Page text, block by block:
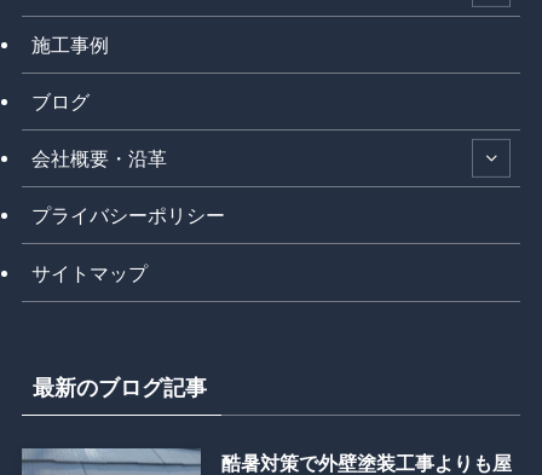
施工事例
ブログ
会社概要・沿革
プライバシーポリシー
サイトマップ
最新のブログ記事
酷暑対策で外壁塗装工事よりも屋